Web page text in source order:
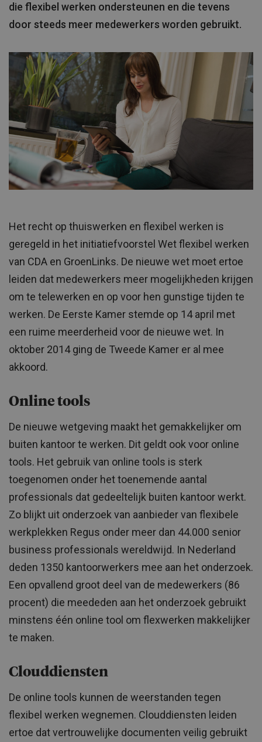
die flexibel werken ondersteunen en die tevens
door steeds meer medewerkers worden gebruikt.
Het recht op thuiswerken en flexibel werken is
geregeld in het initiatiefvoorstel Wet flexibel werken
van CDA en GroenLinks. De nieuwe wet moet ertoe
leiden dat medewerkers meer mogelijkheden krijgen
om te telewerken en op voor hen gunstige tijden te
werken. De Eerste Kamer stemde op 14 april met
een ruime meerderheid voor de nieuwe wet. In
oktober 2014 ging de Tweede Kamer er al mee
akkoord.
Online tools
De nieuwe wetgeving maakt het gemakkelijker om
buiten kantoor te werken. Dit geldt ook voor online
tools. Het gebruik van online tools is sterk
toegenomen onder het toenemende aantal
professionals dat gedeeltelijk buiten kantoor werkt.
Zo blijkt uit onderzoek van aanbieder van flexibele
werkplekken Regus onder meer dan 44.000 senior
business professionals wereldwijd. In Nederland
deden 1350 kantoorwerkers mee aan het onderzoek.
Een opvallend groot deel van de medewerkers (86
procent) die meededen aan het onderzoek gebruikt
minstens één online tool om flexwerken makkelijker
te maken.
Clouddiensten
De online tools kunnen de weerstanden tegen
flexibel werken wegnemen. Clouddiensten leiden
ertoe dat vertrouwelijke documenten veilig gebruikt